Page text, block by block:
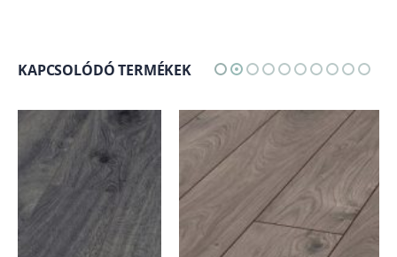
KAPCSOLÓDÓ TERMÉKEK